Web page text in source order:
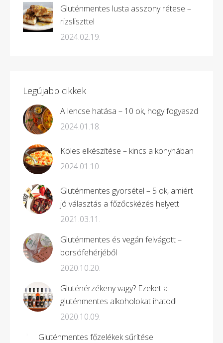
Gluténmentes lusta asszony rétese –
rizsliszttel
2024.02.19.
Legújabb cikkek
A lencse hatása – 10 ok, hogy fogyaszd
2024.01.18.
Köles elkészítése – kincs a konyhában
2024.01.10.
Gluténmentes gyorsétel – 5 ok, amiért
jó választás a főzőcskézés helyett
2021.03.11.
Gluténmentes és vegán felvágott –
borsófehérjéből
2020.10.20.
Gluténérzékeny vagy? Ezeket a
gluténmentes alkoholokat ihatod!
2020.10.09.
Gluténmentes főzelékek sűrítése